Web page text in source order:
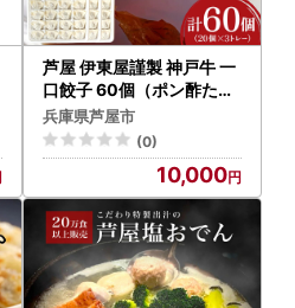
芦屋 伊東屋謹製 神戸牛 一
口餃子 60個（ポン酢たれ
付き）
兵庫県芦屋市
(0)
10,000